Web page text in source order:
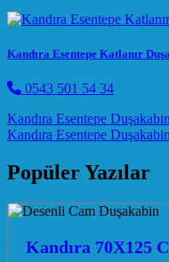
Kandıra Esentepe Katlanır
0543 501 54 34
Post navigation
Kandıra Esentepe
Kandıra Esentepe
Popüler Yazılar
Kandıra 70X125